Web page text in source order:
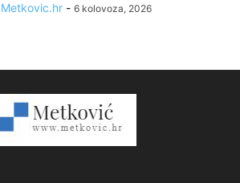
Metkovic.hr - 6 kolovoza, 2026